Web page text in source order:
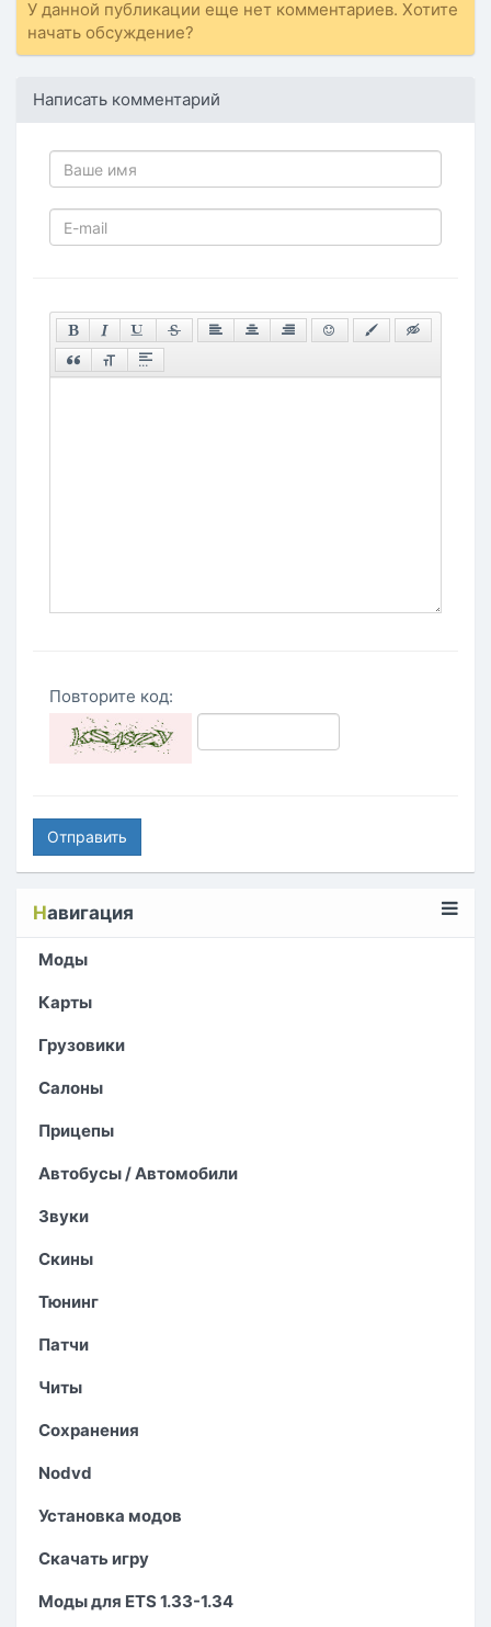
У данной публикации еще нет комментариев. Хотите
начать обсуждение?
Написать комментарий
Повторите код:
Отправить
Навигация
Моды
Карты
Грузовики
Салоны
Прицепы
Автобусы / Автомобили
Звуки
Скины
Тюнинг
Патчи
Читы
Сохранения
Nodvd
Установка модов
Скачать игру
Моды для ETS 1.33-1.34